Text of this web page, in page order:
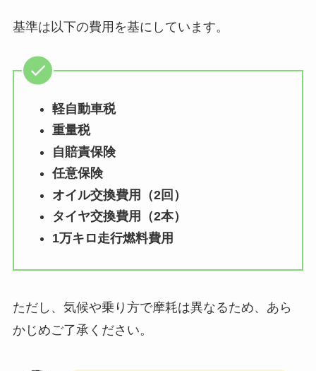
基準は以下の費用を基にしています。
軽自動車税
重量税
自賠責保険
任意保険
オイル交換費用（2回）
タイヤ交換費用（2本）
1万キロ走行燃料費用
ただし、気候や乗り方で摩耗は異なるため、あら
かじめご了承ください。